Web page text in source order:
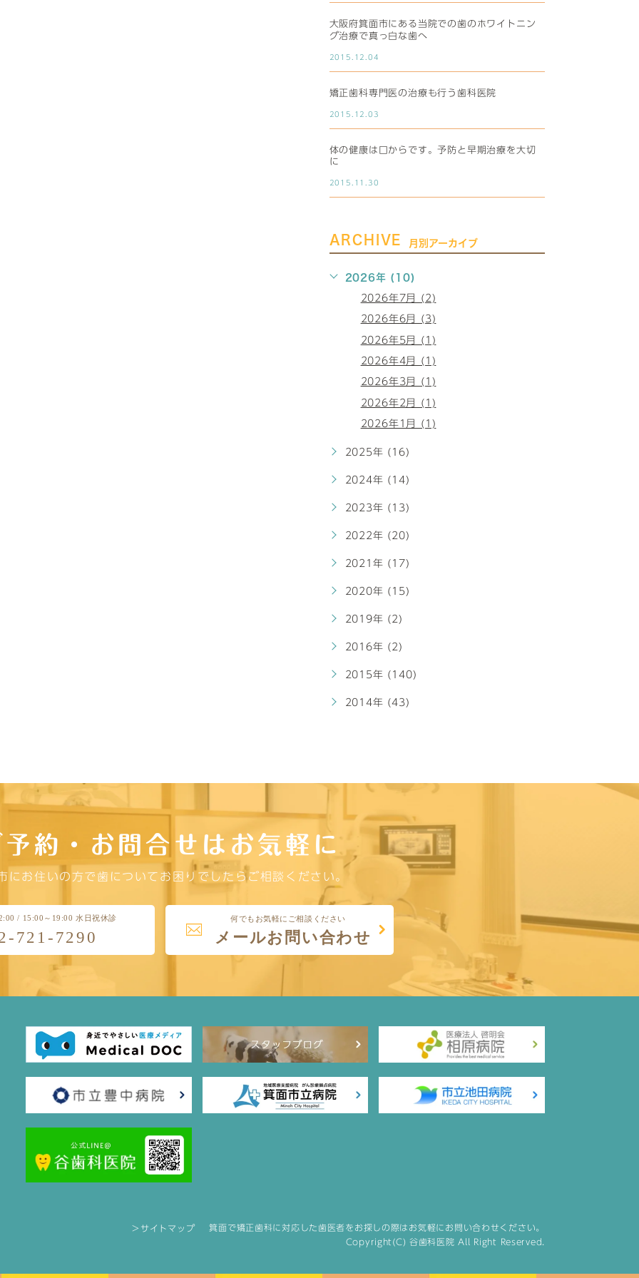
大阪府箕面市にある当院での歯のホワイトニン
グ治療で真っ白な歯へ
2015.12.04
矯正歯科専門医の治療も行う歯科医院
2015.12.03
体の健康は口からです。予防と早期治療を大切
に
2015.11.30
ARCHIVE 月別アーカイブ
2026年 (10)
2026年7月 (2)
2026年6月 (3)
2026年5月 (1)
2026年4月 (1)
2026年3月 (1)
2026年2月 (1)
2026年1月 (1)
2025年 (16)
2024年 (14)
2023年 (13)
2022年 (20)
2021年 (17)
2020年 (15)
2019年 (2)
2016年 (2)
2015年 (140)
2014年 (43)
予約・お問合せはお気軽に
にお住いの方で歯についてお困りでしたらご相談ください。
＞サイトマップ
箕面で矯正歯科に対応した歯医者をお探しの際はお気軽にお問い合わせください。
Copyright(C) 谷歯科医院 All Right Reserved.